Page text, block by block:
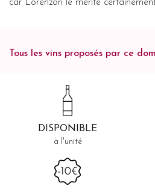
car Lorenzon le mérite
Tous les vins proposés par ce
DISPONIBLE
à l'unité